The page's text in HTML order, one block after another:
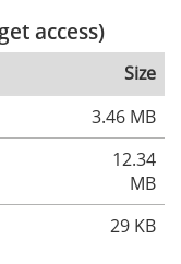
access)
Size
3.46 MB
12.34
MB
29 KB